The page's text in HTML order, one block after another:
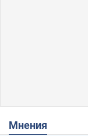
Мнения